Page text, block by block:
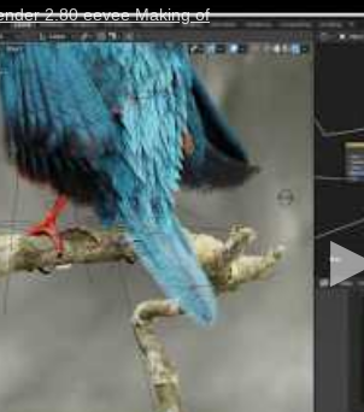
2.80 eevee Making of